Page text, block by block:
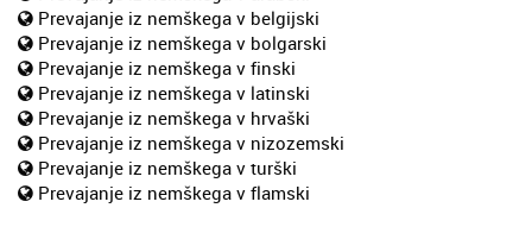
Prevajanje iz nemškega v belgijski
Prevajanje iz nemškega v bolgarski
Prevajanje iz nemškega v finski
Prevajanje iz nemškega v latinski
Prevajanje iz nemškega v hrvaški
Prevajanje iz nemškega v nizozemski
Prevajanje iz nemškega v turški
Prevajanje iz nemškega v flamski